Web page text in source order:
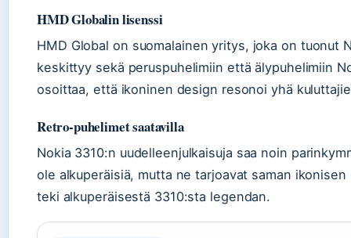
HMD Globalin lisenssi
HMD Global on suomalainen yritys, joka on tuonut
keskittyy sekä peruspuhelimiin että älypuhelimiin
osoittaa, että ikoninen design resonoi yhä
Retro-puhelimet saatavilla
Nokia 3310:n uudelleenjulkaisuja saa noin
ole alkuperäisiä, mutta ne tarjoavat saman
teki alkuperäisestä 3310:sta legendan.